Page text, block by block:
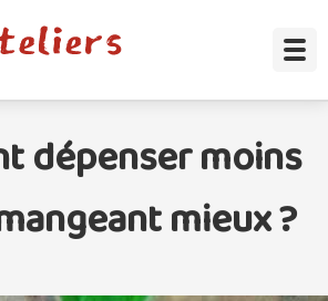
dépenser moins
mieux ?